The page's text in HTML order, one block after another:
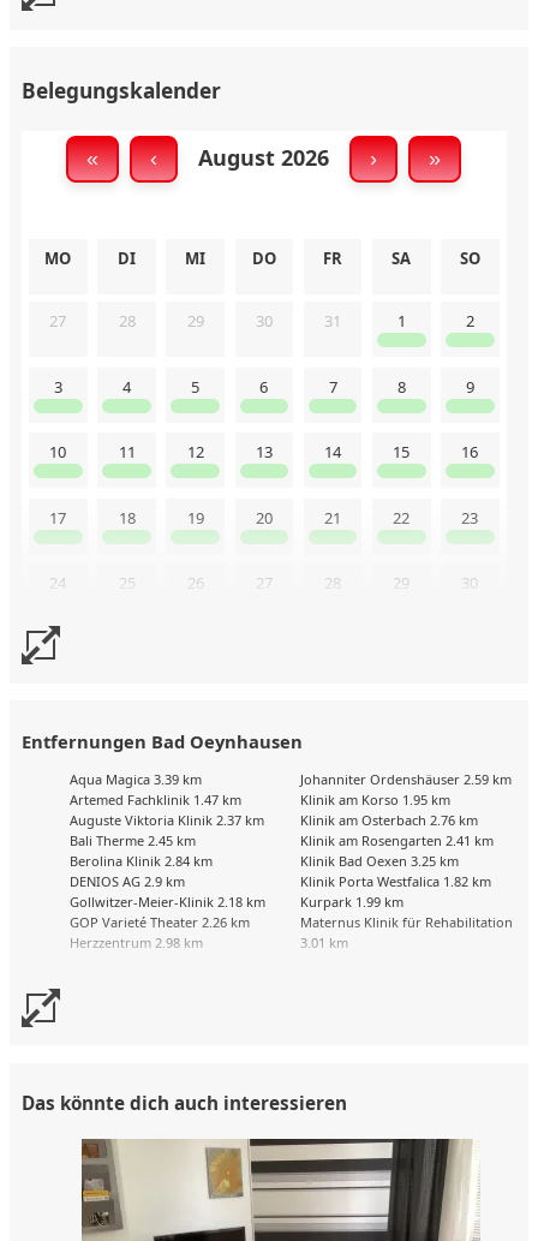
Belegungskalender
« ‹ August 2026 › »
MO DI MI DO FR SA SO
27 28 29 30 31 1 2
3 4 5 6 7 8 9
10 11 12 13 14 15 16
17 18 19 20 21 22 23
24 25 26 27 28 29 30
Entfernungen Bad Oeynhausen
Aqua Magica 3.39 km
Artemed Fachklinik 1.47 km
Auguste Viktoria Klinik 2.37 km
Bali Therme 2.45 km
Berolina Klinik 2.84 km
DENIOS AG 2.9 km
Gollwitzer-Meier-Klinik 2.18 km
GOP Varieté Theater 2.26 km
Herzzentrum 2.98 km
Johanniter Ordenshäuser 2.59 km
Klinik am Korso 1.95 km
Klinik am Osterbach 2.76 km
Klinik am Rosengarten 2.41 km
Klinik Bad Oexen 3.25 km
Klinik Porta Westfalica 1.82 km
Kurpark 1.99 km
Maternus Klinik für Rehabilitation
3.01 km
Das könnte dich auch interessieren